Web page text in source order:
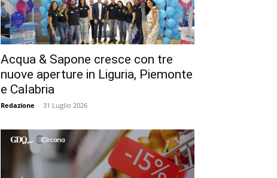
Acqua & Sapone cresce con tre
nuove aperture in Liguria, Piemonte
e Calabria
Redazione - 31 Luglio 2026